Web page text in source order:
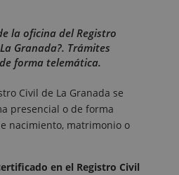
la oficina del Registro
Granada?. Trámites
forma telemática.
Civil de La Granada se
presencial o de forma
nacimiento, matrimonio o
en el Registro Civil